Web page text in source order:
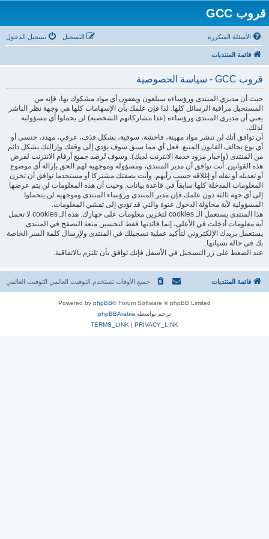
قروب GCC
الأسئلة المتكررة تسجيل الدخول التسجيل
قائمة المنتديات
قروب GCC - سياسة الخصوصية
حيث أن مديري المنتدى ورؤساءه سيلغون ويقفون أي مواد مشكوك بها، فإنه من
المستحيل مراقبة الرسائل كلها. لذا فإن علمك بأن الإسهامات كلها هي وجهة نظر الناشر
يعني أن مديري المنتدى ورؤساءه (عدا مشاركاتهم الشخصية) لن يحملوا أي مسؤولية
لذلك.
أن توافق أنك لن تنشر مواد مهينة، فاحشة، سوقية، بشكل قذف، عرقي، مهدد، جنسي أو
أي نوع يخالف القانون المتبع. فعل أي مما سبق سوف يؤدي إلى وقفك وإزالتك بشكل دائم
من المنتدى (وإخبار مزود خدمة الانترنت لديك). وسوف تُرصد جميع أرقام الانترنت لفرض
هذه القوانين. أنت توافق أن مدير المنتدى، ومسؤوله وموجهيه لهم الحق بإزالة أي موضوع
أو تعديله أو نقله أو إغلاقه حسب رأيهم. وأنت بصفتك مشتركا أو مستخدما توافق أن تخزن
المعلومات المدخلة كلها سابقاً في قاعدة بيانات. وحيث أن هذه المعلومات لن يتم عرضها
إلى أي جهة ثالثة دون علمك فإن مدير المنتدى ورؤساء المنتدى وموجهيه لن يتحملوا
المسؤولية لأية محاولة الدخول عنوة والتي قد تؤدي إلى تفشي المعلومات.
هذا المنتدى يستعمل الـ cookies لتخزين معلومات على جهازك. هذه الـ cookies لا تحمل
أية معلومات أدخِلت في الأعلى، إنما فائدتها فقط لتحسين متعة التصفح في المنتدى.
يستعمل بريدك الإلكتروني لتأكيد عملية تسجيلك في المنتدى ولإرسال كلمة السر الخاصة
بك في حالة نسيانها.
عند الضغط على زر التسجيل في الأسفل فإنك توافق بأن تلتزم بالاتفاقية.
قائمة المنتديات جميع الأوقات تستخدم التوقيت العالمي التوقيت العالمي
Powered by phpBB® Forum Software © phpBB Limited
ترجم بواسطة phpBBArabia
PRIVACY_LINK
|
TERMS_LINK